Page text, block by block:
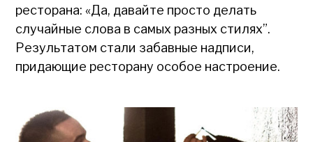
ресторана: «Да, давайте просто делать
случайные слова в самых разных стилях”.
Результатом стали забавные надписи,
придающие ресторану особое настроение.